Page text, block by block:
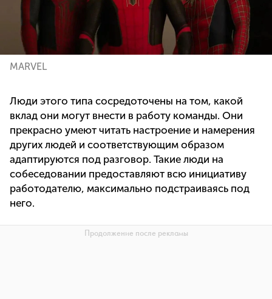
MARVEL
Люди этого типа сосредоточены на том, какой
вклад они могут внести в работу команды. Они
прекрасно умеют читать настроение и намерения
других людей и соответствующим образом
адаптируются под разговор. Такие люди на
собеседовании предоставляют всю инициативу
работодателю, максимально подстраиваясь под
него.